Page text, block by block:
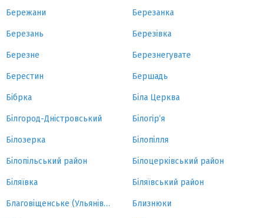
Бережани Березанка
Березань Березівка
Березне Березнегувате
Берестин Бершадь
Бібрка Біла Церква
Білгород-Дністровський Білогір’я
Білозерка Білопілля
Білопільський район Білоцерківський район
Біляївка Біляївський район
Благовіщенське (Ульянівка) Близнюки